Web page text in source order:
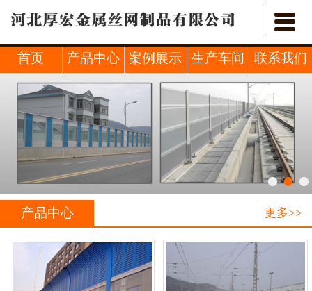

关于我们
产品中心
新闻中心
行业新闻
案例展示
车间展示
联系我们

首页 产品中心 案例展示 生产车间 联系我们
更多>>
产品中心